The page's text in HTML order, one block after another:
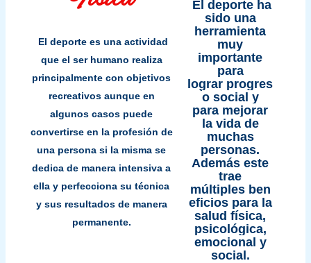
El deportees una actividad
que el ser humano realiza
principalmente con objetivos
recreativos aunque en
algunos casos puede
convertirse en la profesión de
una persona si la misma se
dedica de manera intensiva a
ella y perfecciona su técnica
y sus resultados de manera
permanente.
El deporte ha
sido una
herramienta
muy
importante
para
lograr progres
o social y
para mejorar
la vidade
muchas
personas.
Además este
trae
múltiplesben
eficios para la
salud física,
psicológica,
emocional y
social.